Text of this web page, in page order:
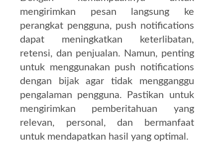
mengirimkan pesan langsung ke
perangkat pengguna, push notifications
dapat meningkatkan keterlibatan,
retensi, dan penjualan. Namun, penting
untuk menggunakan push notifications
dengan bijak agar tidak mengganggu
pengalaman pengguna. Pastikan untuk
mengirimkan pemberitahuan yang
relevan, personal, dan bermanfaat
untuk mendapatkan hasil yang optimal.